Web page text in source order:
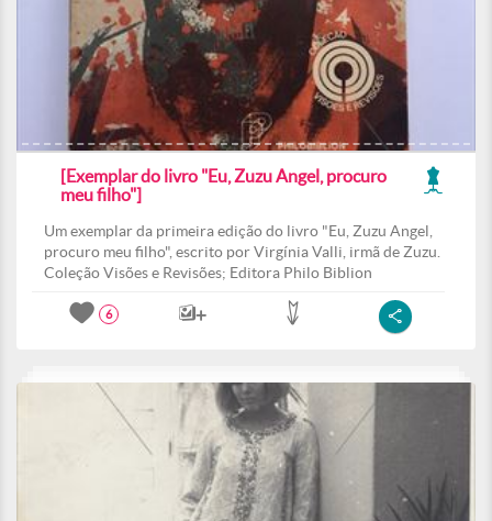
[Exemplar do livro "Eu, Zuzu Angel, procuro
meu filho"]
Um exemplar da primeira edição do livro "Eu, Zuzu Angel,
procuro meu filho", escrito por Virgínia Valli, irmã de Zuzu.
Coleção Visões e Revisões; Editora Philo Biblion
6